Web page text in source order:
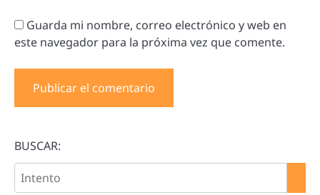
Guarda mi nombre, correo electrónico y web en
este navegador para la próxima vez que comente.
BUSCAR: